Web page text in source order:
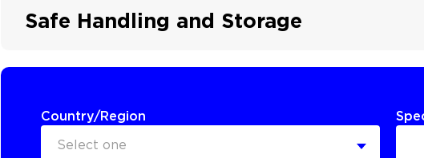
Safe Handling and Storage
Country/Region
Select one